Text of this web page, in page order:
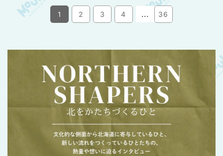
1 2 3 4 ... 36